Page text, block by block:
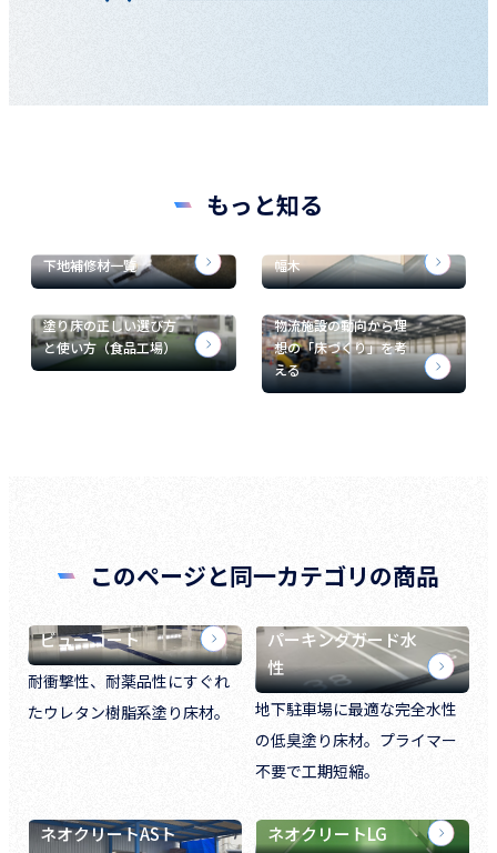
もっと知る
下地補修材一覧 幅木
塗り床の正しい選び方
と使い方（食品工場）
物流施設の動向から理
想の「床づくり」を考
える
このページと同一カテゴリの商品
ビューコート
耐衝撃性、耐薬品性にすぐれ
たウレタン樹脂系塗り床材。
パーキングガード水
性
地下駐車場に最適な完全水性
の低臭塗り床材。プライマー
不要で工期短縮。
ネオクリートASト
ネオクリートLG